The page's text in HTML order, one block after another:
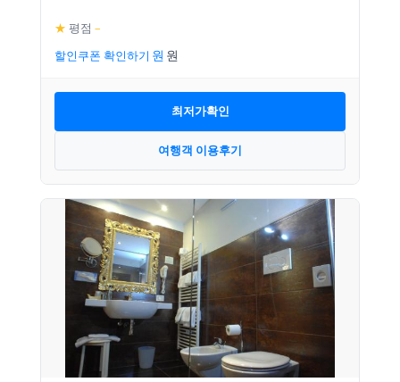
★ 평점 –
할인쿠폰 확인하기
최저가확인
여행객 이용후기